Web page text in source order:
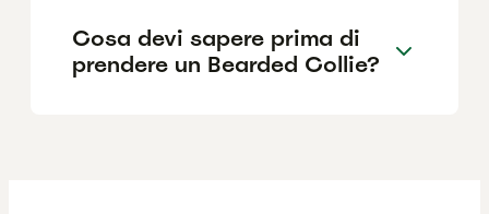
Cosa devi sapere prima di
prendere un Bearded Collie?